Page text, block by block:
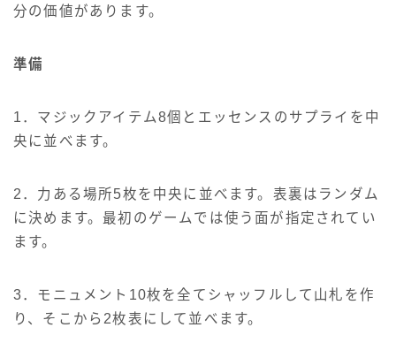
分の価値があります。
準備
1．マジックアイテム8個とエッセンスのサプライを中
央に並べます。
2．力ある場所5枚を中央に並べます。表裏はランダム
に決めます。最初のゲームでは使う面が指定されてい
ます。
3．モニュメント10枚を全てシャッフルして山札を作
り、そこから2枚表にして並べます。